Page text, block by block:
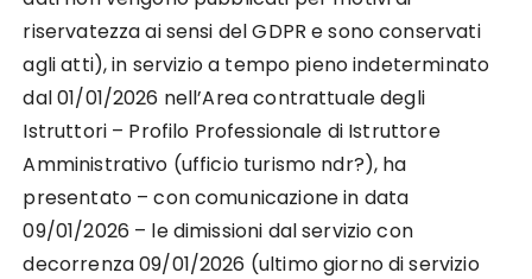
riservatezza ai sensi del GDPR e sono conservati
agli atti), in servizio a tempo pieno indeterminato
dal 01/01/2026 nell’Area contrattuale degli
Istruttori – Profilo Professionale di Istruttore
Amministrativo (ufficio turismo ndr?), ha
presentato – con comunicazione in data
09/01/2026 – le dimissioni dal servizio con
decorrenza 09/01/2026 (ultimo giorno di servizio